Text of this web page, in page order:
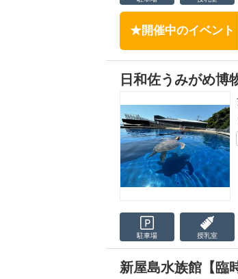
開催中のイベント
日和佐うみがめ博
駐車場 授乳室
新屋島水族館【臨